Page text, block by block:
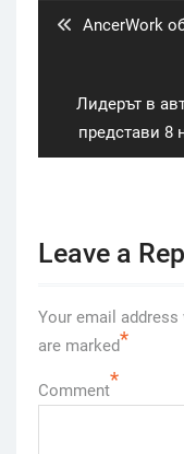
Previous
AncerWork
Next
post:
Лидерът в
представи 8
Leave a
Your email
are marked*
Comment*